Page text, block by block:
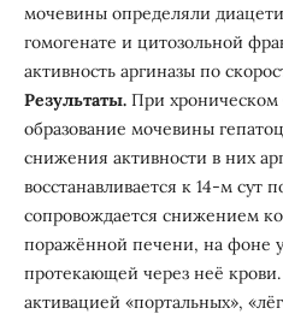
мочевины определяли
гомогенате и цитозольной
активность аргиназы по
Результаты.При
образование мочевины
снижения активности в них
восстанавливается к 14-м сут
сопровождается снижением
поражённой печени, на фоне
протекающей через неё
активацией «портальных»,